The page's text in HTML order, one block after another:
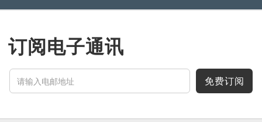
订阅电子通讯
免费订阅